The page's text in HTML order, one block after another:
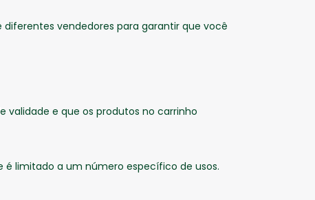
vendedores para garantir que você
e que os produtos no carrinho
limitado a um número específico de usos.